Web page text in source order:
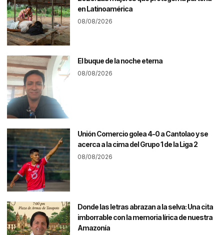
en Latinoamérica
08/08/2026
El buque de la noche eterna
08/08/2026
Unión Comercio golea 4-0 a Cantolao y se
acerca a la cima del Grupo 1 de la Liga 2
08/08/2026
Donde las letras abrazan a la selva: Una cita
imborrable con la memoria lírica de nuestra
Amazonía